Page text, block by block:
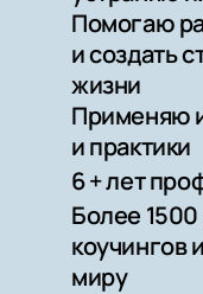
Помогаю
и создать
жизни
Применяю
и практики
6 + лет
Более
коучингов
миру